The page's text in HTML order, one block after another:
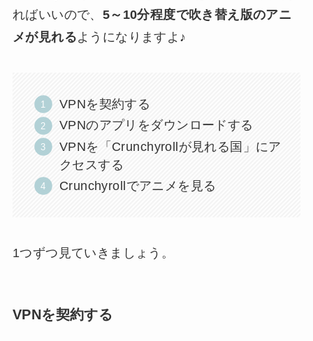
ればいいので、 5～10分程度で吹き替え版のアニ
メが見れるようになりますよ♪
VPNを契約する
VPNのアプリをダウンロードする
VPNを「Crunchyrollが見れる国」にア
クセスする
Crunchyrollでアニメを見る
1つずつ見ていきましょう。
VPNを契約する